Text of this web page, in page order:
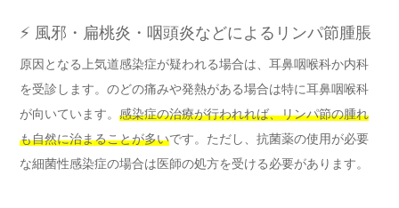
⚡ 風邪・扁桃炎・咽頭炎などによるリンパ節腫脹
原因となる上気道感染症が疑われる場合は、耳鼻咽喉科か内科
を受診します。のどの痛みや発熱がある場合は特に耳鼻咽喉科
が向いています。 感染症の治療が行われれば、リンパ節の腫れ
も自然に治まることが多いです。ただし、抗菌薬の使用が必要
な細菌性感染症の場合は医師の処方を受ける必要があります。